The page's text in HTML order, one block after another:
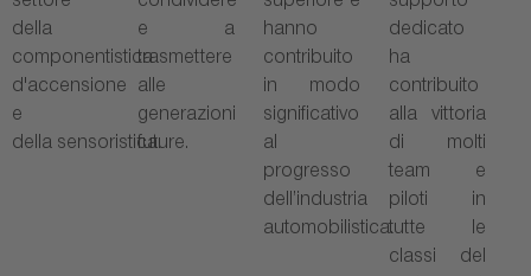
della
componentistica
d'accensione
e
della sensoristica.
e a
trasmettere
alle
generazioni
future.
hanno
contribuito
in modo
significativo
al
progresso
dell’industria
automobilistica.
dedicato
ha
contribuito
alla vittoria
di molti
team e
piloti in
tutte le
classi del